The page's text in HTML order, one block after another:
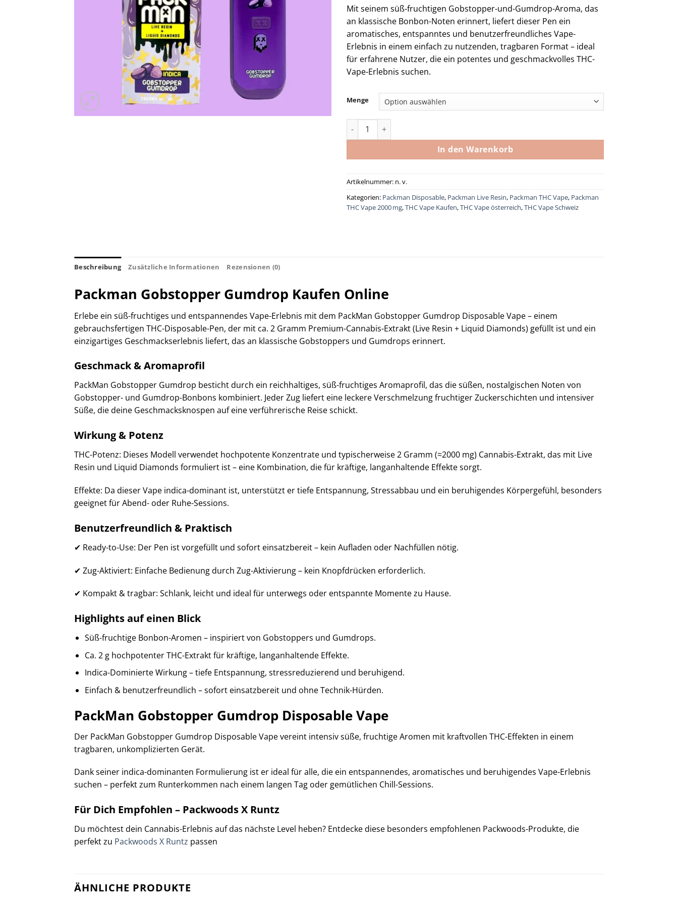
Mit seinem süß-fruchtigen Gobstopper-und-Gumdrop-Aroma, das
an klassische Bonbon-Noten erinnert, liefert dieser Pen ein
aromatisches, entspanntes und benutzerfreundliches Vape-
Erlebnis in einem einfach zu nutzenden, tragbaren Format – ideal
für erfahrene Nutzer, die ein potentes und geschmackvolles THC-
Vape-Erlebnis suchen.
Menge
Packman Gobstopper Gumdrop Menge
In den Warenkorb
Artikelnummer: n. v.
Kategorien: Packman Disposable, Packman Live Resin, Packman THC Vape, Packman
THC Vape 2000 mg,THC Vape Kaufen,THC Vape österreich,THC Vape Schweiz
Beschreibung Zusätzliche Informationen Rezensionen (0)
Packman Gobstopper Gumdrop Kaufen Online
Erlebe ein süß-fruchtiges und entspannendes Vape-Erlebnis mit dem PackMan Gobstopper Gumdrop Disposable Vape – einem
gebrauchsfertigen THC-Disposable-Pen, der mit ca. 2 Gramm Premium-Cannabis-Extrakt (Live Resin + Liquid Diamonds) gefüllt ist und ein
einzigartiges Geschmackserlebnis liefert, das an klassische Gobstoppers und Gumdrops erinnert.
Geschmack & Aromaprofil
PackMan Gobstopper Gumdrop besticht durch ein reichhaltiges, süß-fruchtiges Aromaprofil, das die süßen, nostalgischen Noten von
Gobstopper- und Gumdrop-Bonbons kombiniert. Jeder Zug liefert eine leckere Verschmelzung fruchtiger Zuckerschichten und intensiver
Süße, die deine Geschmacksknospen auf eine verführerische Reise schickt.
Wirkung & Potenz
THC-Potenz: Dieses Modell verwendet hochpotente Konzentrate und typischerweise 2 Gramm (≈2000 mg) Cannabis-Extrakt, das mit Live
Resin und Liquid Diamonds formuliert ist – eine Kombination, die für kräftige, langanhaltende Effekte sorgt.
Effekte: Da dieser Vape indica-dominant ist, unterstützt er tiefe Entspannung, Stressabbau und ein beruhigendes Körpergefühl, besonders
geeignet für Abend- oder Ruhe-Sessions.
Benutzerfreundlich & Praktisch
✔ Ready-to-Use: Der Pen ist vorgefüllt und sofort einsatzbereit – kein Aufladen oder Nachfüllen nötig.
✔ Zug-Aktiviert: Einfache Bedienung durch Zug-Aktivierung – kein Knopfdrücken erforderlich.
✔ Kompakt & tragbar: Schlank, leicht und ideal für unterwegs oder entspannte Momente zu Hause.
Highlights auf einen Blick
Süß-fruchtige Bonbon-Aromen – inspiriert von Gobstoppers und Gumdrops.
Ca. 2 g hochpotenter THC-Extrakt für kräftige, langanhaltende Effekte.
Indica-Dominierte Wirkung – tiefe Entspannung, stressreduzierend und beruhigend.
Einfach & benutzerfreundlich – sofort einsatzbereit und ohne Technik-Hürden.
PackMan Gobstopper Gumdrop Disposable Vape
Der PackMan Gobstopper Gumdrop Disposable Vape vereint intensiv süße, fruchtige Aromen mit kraftvollen THC-Effekten in einem
tragbaren, unkomplizierten Gerät.
Dank seiner indica-dominanten Formulierung ist er ideal für alle, die ein entspannendes, aromatisches und beruhigendes Vape-Erlebnis
suchen – perfekt zum Runterkommen nach einem langen Tag oder gemütlichen Chill-Sessions.
Für Dich Empfohlen – Packwoods X Runtz
Du möchtest dein Cannabis-Erlebnis auf das nächste Level heben? Entdecke diese besonders empfohlenen Packwoods-Produkte, die
perfekt zu Packwoods X Runtz passen
ÄHNLICHE PRODUKTE